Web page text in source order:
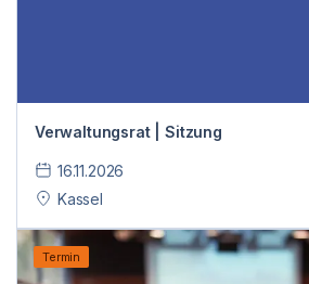
Verwaltungsrat | Sitzung
16.11.2026
Kassel
Termin